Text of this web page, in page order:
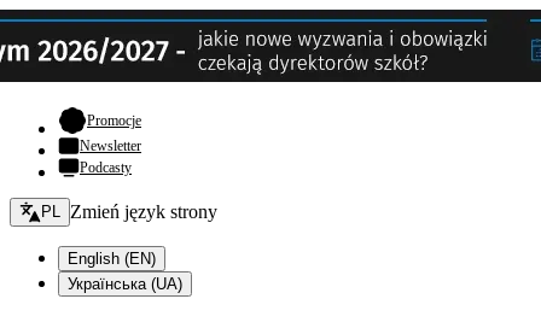
Promocje- otwiera się w nowej karcie
Newsletter
Podcasty
Zmień język - bieżący:
PL Zmień język strony
English (EN)
Українська (UA)